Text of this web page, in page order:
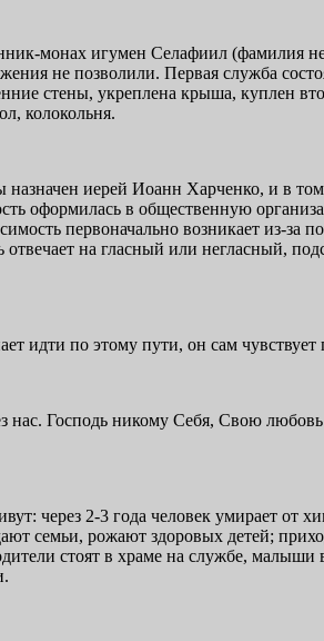
монах игумен Селафиил (фамилия
не позволили. Первая служба
стены, укреплена крыша, куплен
колокольня.
иерей Иоанн Харченко, и в
оформилась в общественную
первоначально возникает из-
на гласный или негласный,
идти по этому пути, он сам
Господь никому Себя, Свою
через 2-3 года человек умирает
семьи, рожают здоровых детей;
стоят в храме на службе, малыши